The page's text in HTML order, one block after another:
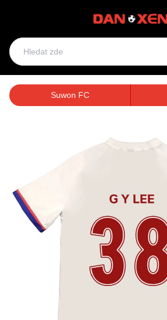
Suwon FC